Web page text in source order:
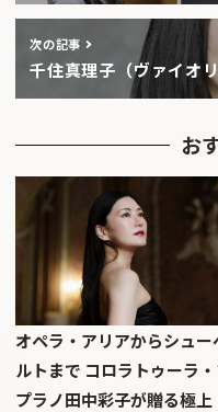
次の記事
千住真理子（ヴァイオ
お
オペラ・アリアからシュー
ルトまで コロラトゥーラ・
プラノ田中彩子が贈る極上